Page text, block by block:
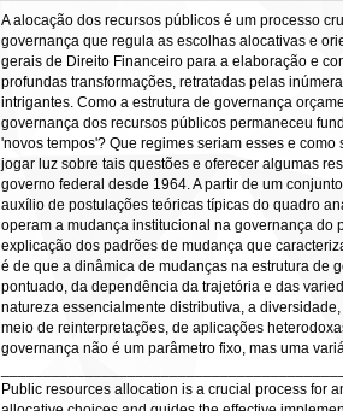
A alocação dos recursos públicos é um processo
governança que regula as escolhas alocativas e
gerais de Direito Financeiro para a elaboração e
profundas transformações, retratadas pelas
intrigantes. Como a estrutura de governança
governança dos recursos públicos permaneceu
'novos tempos'? Que regimes seriam esses e
jogar luz sobre tais questões e oferecer algumas
governo federal desde 1964. A partir de um
auxílio de postulações teóricas típicas do quadro
operam a mudança institucional na governança do
explicação dos padrões de mudança que
é de que a dinâmica de mudanças na estrutura de
pontuado, da dependência da trajetória e das
natureza essencialmente distributiva, a
meio de reinterpretações, de aplicações
governança não é um parâmetro fixo, mas uma
Public resources allocation is a crucial process for